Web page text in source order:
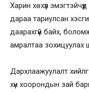
Харин хөхүүл
дараа тариулсан
даарахгүй байх,
амралтаа зохицуулах
Дархлаажуулалт
хүн хоорондын зай